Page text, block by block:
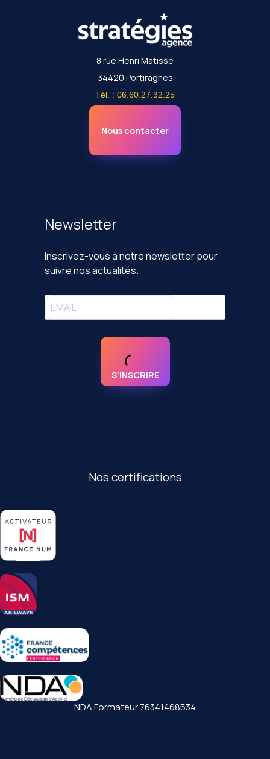
8 rue Henri Matisse
34420 Portiragnes
Tél. : 06.60.27.32.25
Nous contacter
Newsletter
Inscrivez-vous à notre newsletter pour
suivre nos actualités.
S'INSCRIRE
Nos certifications
NDA Formateur 76341468534